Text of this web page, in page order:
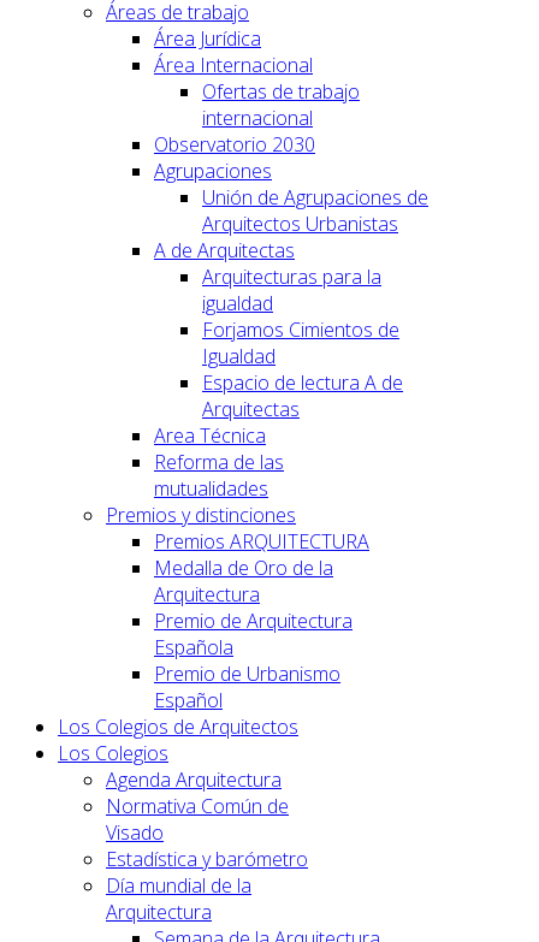
Áreas de trabajo
Área Jurídica
Área Internacional
Ofertas de trabajo
internacional
Observatorio 2030
Agrupaciones
Unión de Agrupaciones de
Arquitectos Urbanistas
A de Arquitectas
Arquitecturas para la
igualdad
Forjamos Cimientos de
Igualdad
Espacio de lectura A de
Arquitectas
Area Técnica
Reforma de las
mutualidades
Premios y distinciones
Premios ARQUITECTURA
Medalla de Oro de la
Arquitectura
Premio de Arquitectura
Española
Premio de Urbanismo
Español
Los Colegios de Arquitectos
Los Colegios
Agenda Arquitectura
Normativa Común de
Visado
Estadística y barómetro
Día mundial de la
Arquitectura